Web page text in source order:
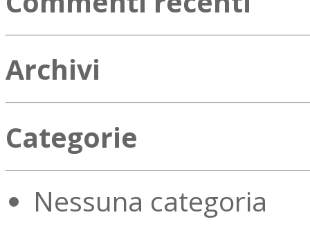
Archivi
Categorie
Nessuna categoria